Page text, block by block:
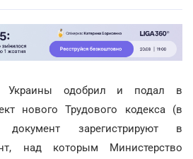
Украины одобрил и подал в
нового Трудового кодекса (в
зарегистрируют в
над которым Министерство